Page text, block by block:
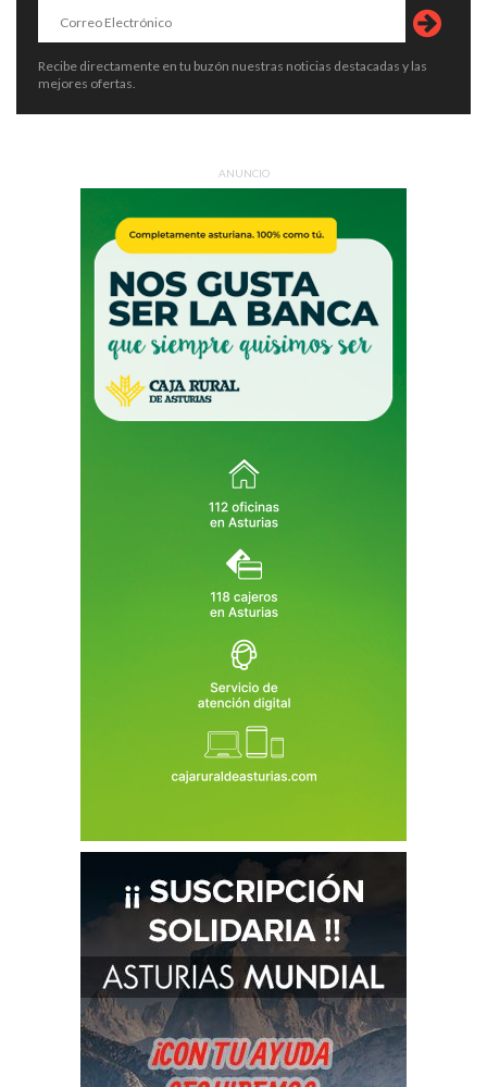
Recibe directamente en tu buzón nuestras noticias destacadas y las
mejores ofertas.
ANUNCIO